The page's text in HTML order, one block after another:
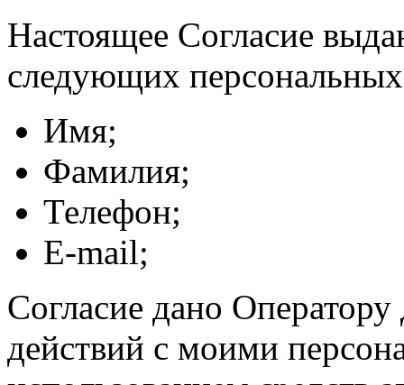
Настоящее Согласие
следующих
Имя;
Фамилия;
Телефон;
E-mail;
Согласие дано
действий с моими